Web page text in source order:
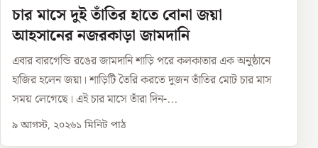
চার মাসে দুই তাঁতির হাতে বোনা জয়া
আহসানের নজরকাড়া জামদানি
এবার বারগেন্ডি রঙের জামদানি শাড়ি পরে কলকাতার এক অনুষ্ঠানে
হাজির হলেন জয়া। শাড়িটি তৈরি করতে দুজন তাঁতির মোট চার মাস
সময় লেগেছে। এই চার মাসে তাঁরা দিন-...
৯ আগস্ট, ২০২৬১ মিনিট পাঠ